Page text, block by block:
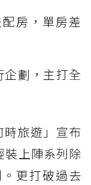
房，單房差
劃，主打全
時旅遊」宣布
上陣系列除
更打破過去